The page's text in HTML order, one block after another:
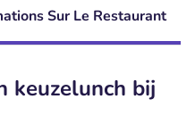
Sur Le Restaurant
keuzelunch bij